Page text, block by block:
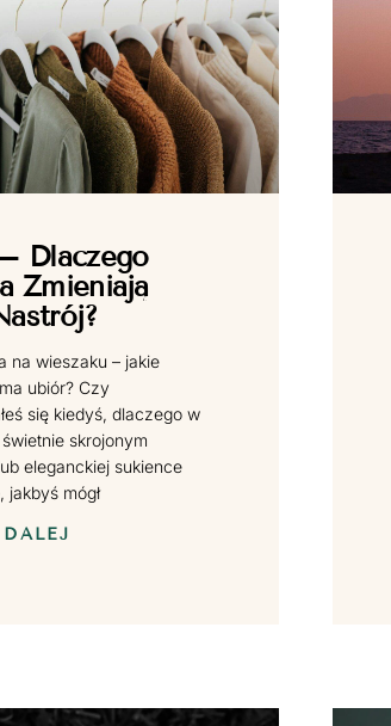
Dlaczego
Zmieniają
na wieszaku – jakie
ubiór? Czy
się kiedyś, dlaczego w
skrojonym
eleganckiej sukience
jakbyś mógł